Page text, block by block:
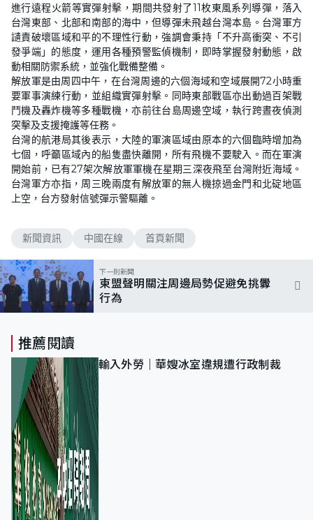
進行遠程火箭等實彈射擊，期間共發射了11枚東風系列導彈，落入
台灣東部、北部和南部的海中，但導彈未飛越台灣本島。台灣軍方
讉責破壞區域和平的不理性行動，強調會秉持「不升高衝突、不引
發爭端」的態度，運用各種預警監偵機制，即時掌握發射動態，啟
動相關防禦系統，並強化戰備整備。
解放軍是由周四中午，在台灣周邊的六個海域和空域展開72小時重
要軍事演練行動，並組織實彈射擊。同時東部戰區亦出動過百架戰
鬥機及轟炸機等多種戰機，亦前往台島周邊空域，執行跨晝夜偵測
突擊及支援掩護等任務。
台灣的航港局其後表示，大陸的軍演區域由原本的六個臨時增加為
七個，呼籲區域內的船隻盡快離開，所有飛機不要駛入。而在軍演
開始前，已有27架次解放軍軍機在星期三深夜飛至台灣附近海域。
台灣軍方亦指，周三晚兩度有解放軍的無人機掠過金門和北碇地區
上空，台方發射信號彈示警驅離。
新聞資訊 中國在線 首頁新聞
下一則新聞
東盟聲明關注周邊局勢促避免挑釁
行為
推薦閱讀
輸入外勞｜華嫂冰室違規遭行政制裁